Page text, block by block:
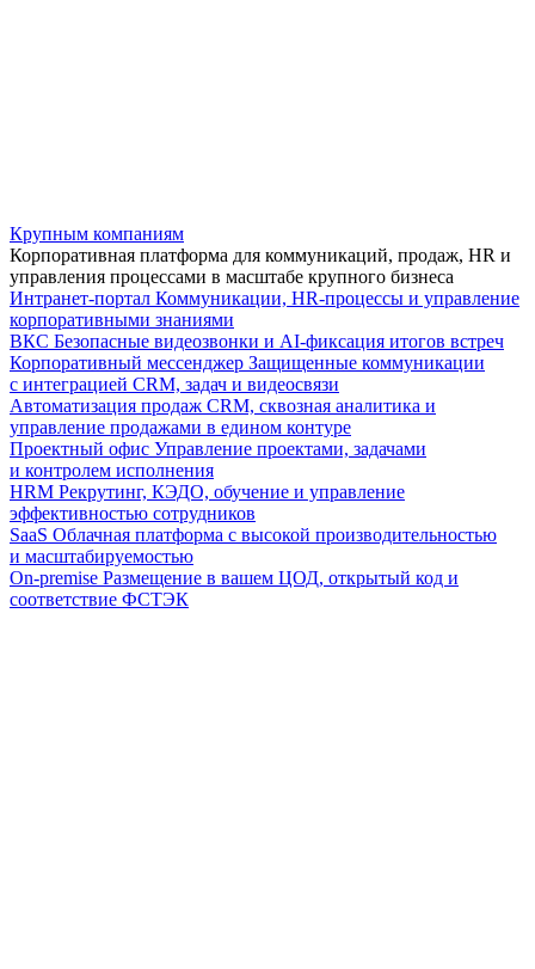
Крупным компаниям
Корпоративная платформа для коммуникаций, продаж, HR и
управления процессами в масштабе крупного бизнеса
Интранет-портал Коммуникации, HR-процессы и управление
корпоративными знаниями
ВКС Безопасные видеозвонки и AI-фиксация итогов встреч
Корпоративный мессенджер Защищенные коммуникации
с интеграцией CRM, задач и видеосвязи
Автоматизация продаж CRM, сквозная аналитика и
управление продажами в едином контуре
Проектный офис Управление проектами, задачами
и контролем исполнения
HRM Рекрутинг, КЭДО, обучение и управление
эффективностью сотрудников
SaaS Облачная платформа с высокой производительностью
и масштабируемостью
On-premise Размещение в вашем ЦОД, открытый код и
соответствие ФСТЭК